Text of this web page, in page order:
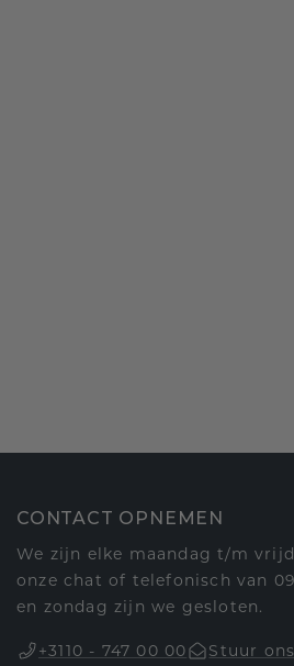
CONTACT OPNEMEN
We zijn elke maandag t/m
onze chat of telefonisch van
en zondag zijn we gesloten.
+3110 - 747 00 00
Stuur